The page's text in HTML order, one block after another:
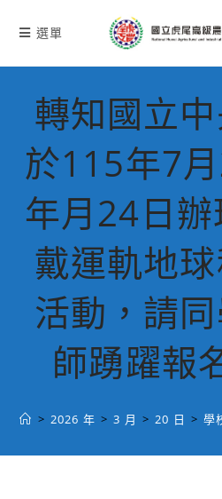
選單
轉知國立
於115年7
年月24日
戴運軌地球
活動，請
師踴躍報
> 2026 年 > 3 月 > 20 日 > 學